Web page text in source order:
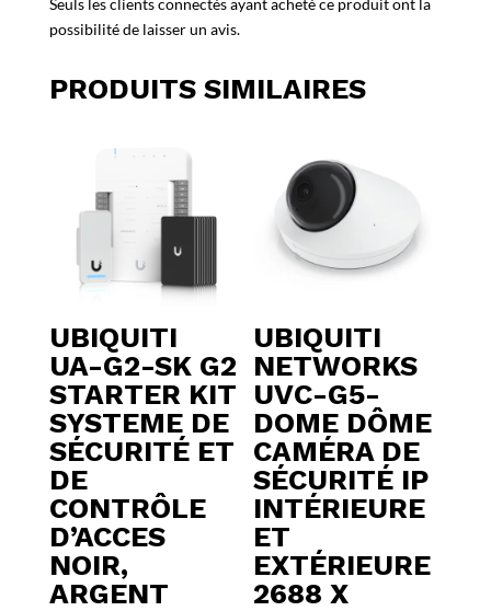
possibilité de laisser un avis.
PRODUITS SIMILAIRES
UBIQUITI
UA-G2-SK G2
STARTER KIT
SYSTEME DE
SÉCURITÉ ET
DE
CONTRÔLE
D’ACCES
NOIR,
ARGENT
UBIQUITI
NETWORKS
UVC-G5-
DOME DÔME
CAMÉRA DE
SÉCURITÉ IP
INTÉRIEURE
ET
EXTÉRIEURE
2688 X